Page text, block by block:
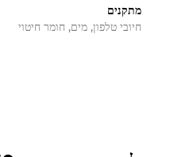
מתקנים
חיובי טלפון, מים, חומר חיטוי